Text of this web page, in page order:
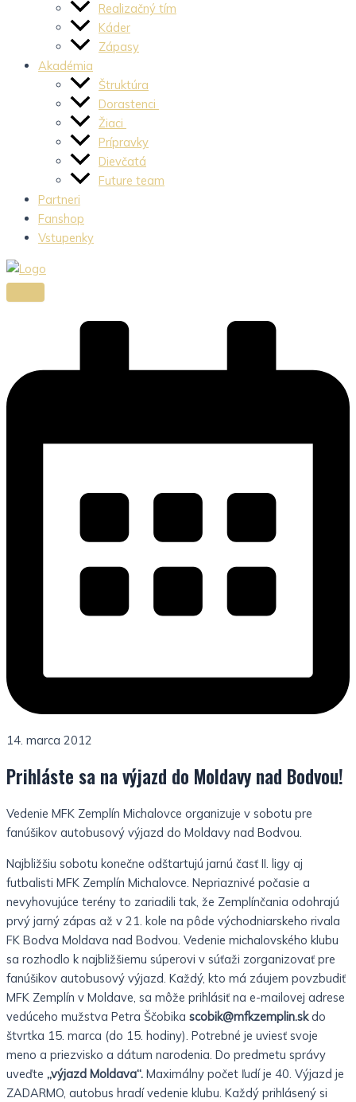
Realizačný tím
Káder
Zápasy
Akadémia
Štruktúra
Dorastenci
Žiaci
Prípravky
Dievčatá
Future team
Partneri
Fanshop
Vstupenky
14. marca 2012
Prihláste sa na výjazd do Moldavy nad Bodvou!
Vedenie MFK Zemplín Michalovce organizuje v sobotu pre
fanúšikov autobusový výjazd do Moldavy nad Bodvou.
Najbližšiu sobotu konečne odštartujú jarnú časť II. ligy aj
futbalisti MFK Zemplín Michalovce. Nepriaznivé počasie a
nevyhovujúce terény to zariadili tak, že Zemplínčania odohrajú
prvý jarný zápas až v 21. kole na pôde východniarskeho rivala
FK Bodva Moldava nad Bodvou. Vedenie michalovského klubu
sa rozhodlo k najbližšiemu súperovi v súťaži zorganizovať pre
fanúšikov autobusový výjazd. Každý, kto má záujem povzbudiť
MFK Zemplín v Moldave, sa môže prihlásiť na e-mailovej adrese
vedúceho mužstva Petra Ščobika scobik@mfkzemplin.skdo
štvrtka 15. marca (do 15. hodiny). Potrebné je uviesť svoje
meno a priezvisko a dátum narodenia. Do predmetu správy
uveďte „výjazd Moldava“. Maximálny počet ľudí je 40. Výjazd je
ZADARMO, autobus hradí vedenie klubu. Každý prihlásený si